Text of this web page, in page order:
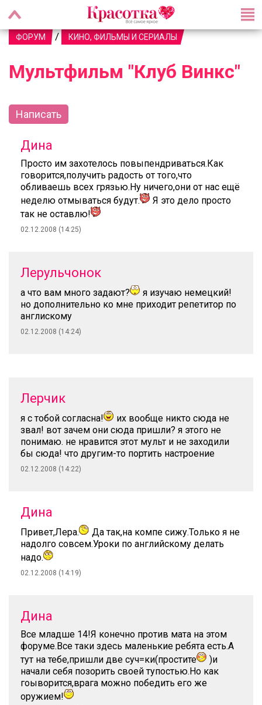
ФОРУМ / КИНО, ФИЛЬМЫ И СЕРИАЛЫ
Мультфильм "Клуб Винкс"
Написать
Дина
Просто им захотелось повыпендриваться.Как
говорится,получить радость от того,что
обливаешь всех грязью.Ну ничего,они от нас ещё
неделю отмываться будут.
Я это дело просто
так не оставлю!
02.12.2008 (14:25)
Лерульчонок
а что вам много задают?
я изучаю немецкий!
но дополнительно ко мне приходит репетитор по
англискому
02.12.2008 (14:24)
Лерчик
я с тобой согласна!
их вообще никто сюда не
звал! вот зачем они сюда пришли? я этого не
понимаю. не нравится этот мульт и не заходили
бы сюда! что другим-то портить настроение
02.12.2008 (14:22)
Дина
Привет,Лера.
Да так,на компе сижу.Только я не
надолго совсем.Уроки по английскому делать
надо.
02.12.2008 (14:19)
Дина
Все младше 14!Я конечно против мата на этом
форуме.Все таки здесь маленькие ребята есть.А
тут на тебе,пришли две суч=ки(простите
)и
начали себя позорить своей тупостью.Но как
гоыворится,врага можно победить его же
оружием!